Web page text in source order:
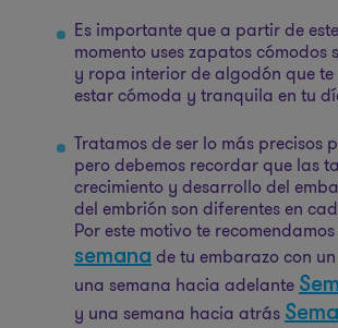
Es importante que a partir de este
momento uses zapatos cómodos
y ropa interior de algodón que
estar cómoda y tranquila en tu
Tratamos de ser lo más precisos
pero debemos recordar que las
crecimiento y desarrollo del
del embrión son diferentes en
Por este motivo te
semana de tu embarazo con
una semana hacia adelante
y una semana hacia atrás